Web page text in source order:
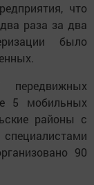
что
раза за два
было
5 мобильных
районы с
90